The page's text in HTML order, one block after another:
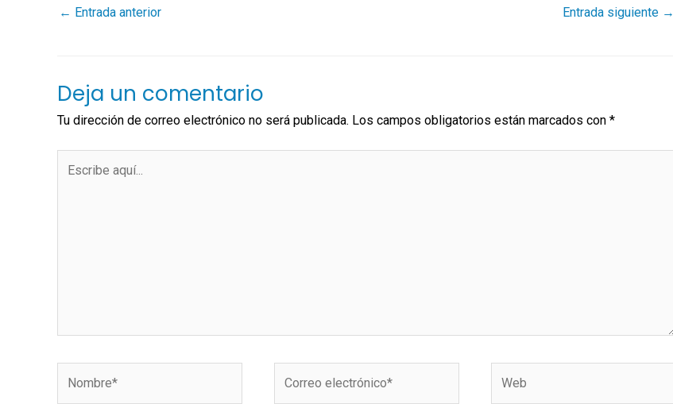
← Entrada anterior Entrada siguiente →
Deja un comentario
Tu dirección de correo electrónico no será publicada. Los campos obligatorios están marcados con *